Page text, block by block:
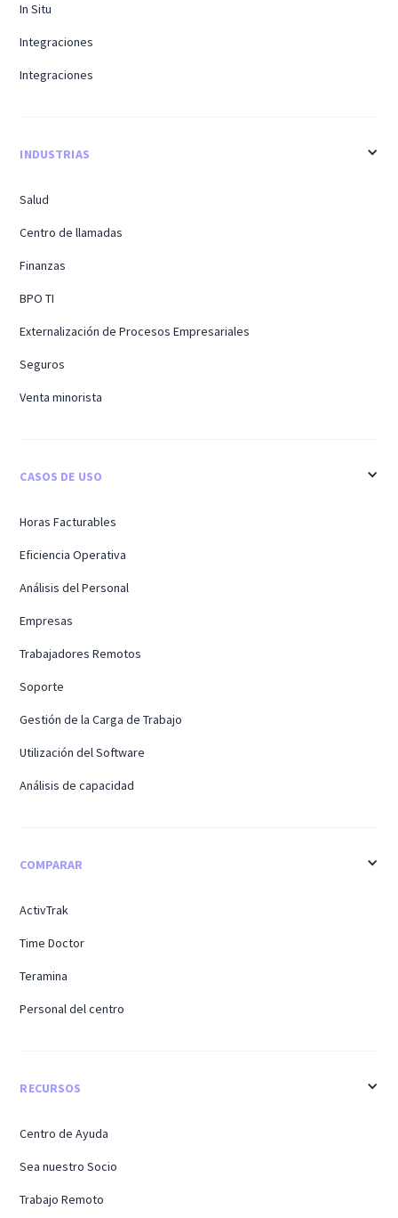
In Situ
Integraciones
Integraciones
INDUSTRIAS
Salud
Centro de llamadas
Finanzas
BPO TI
Externalización de Procesos Empresariales
Seguros
Venta minorista
CASOS DE USO
Horas Facturables
Eficiencia Operativa
Análisis del Personal
Empresas
Trabajadores Remotos
Soporte
Gestión de la Carga de Trabajo
Utilización del Software
Análisis de capacidad
COMPARAR
ActivTrak
Time Doctor
Teramina
Personal del centro
RECURSOS
Centro de Ayuda
Sea nuestro Socio
Trabajo Remoto